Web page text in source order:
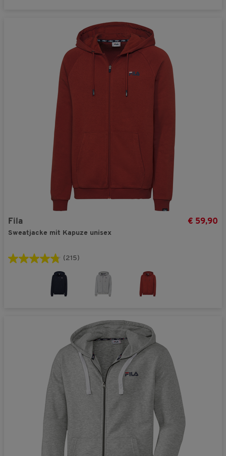
Fila
Sweatjacke mit Kapuze unisex
€ 59,90
(215)